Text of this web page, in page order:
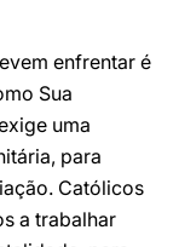
enfrentar é
Sua
uma
para
Católicos
a trabalhar